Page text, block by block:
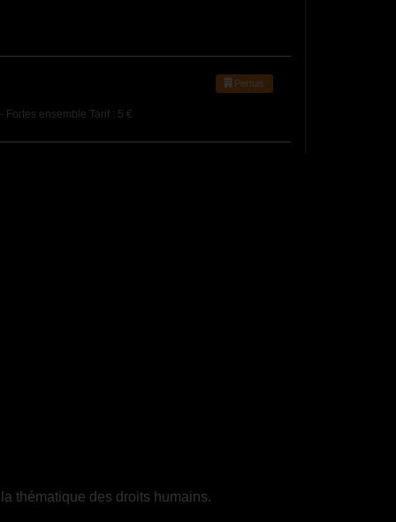
Pertuis
ensemble Tarif : 5 €
thématique des droits humains.